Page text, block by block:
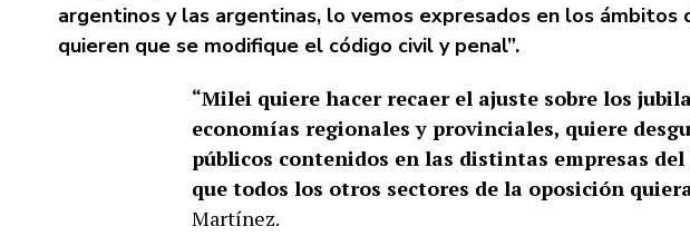
argentinos y las argentinas, lo vemos expresados en los ámbitos
quieren que se modifique el código civil y penal”.
“Milei quiere hacer recaer el ajuste sobre los
economías regionales y provinciales, quiere
públicos contenidos en las distintas empresas
que todos los otros sectores de la oposición
Martínez.